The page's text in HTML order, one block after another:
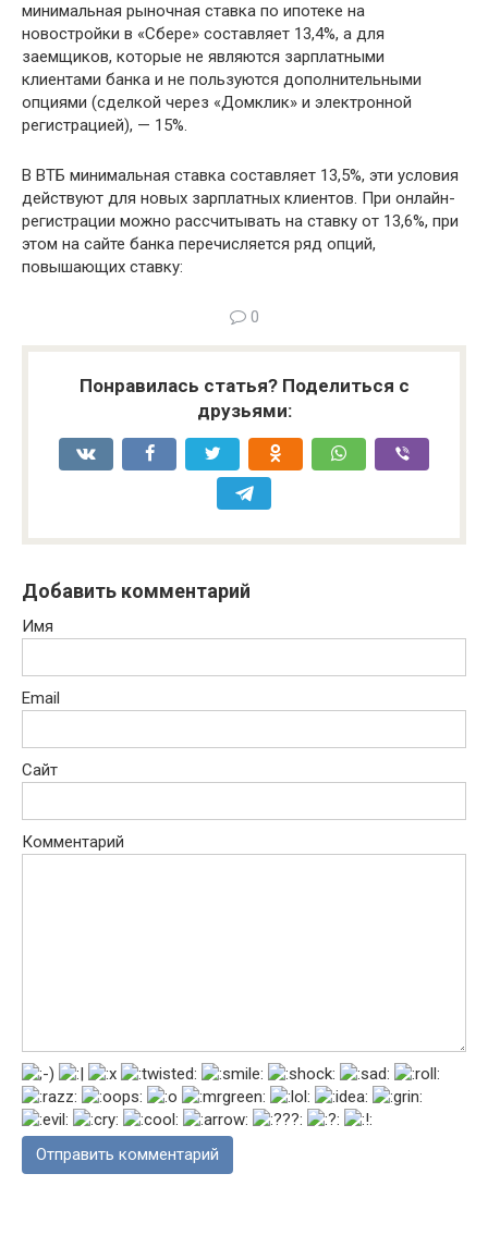
минимальная рыночная ставка по ипотеке на
новостройки в «Сбере» составляет 13,4%, а для
заемщиков, которые не являются зарплатными
клиентами банка и не пользуются дополнительными
опциями (сделкой через «Домклик» и электронной
регистрацией), — 15%.
В ВТБ минимальная ставка составляет 13,5%, эти условия
действуют для новых зарплатных клиентов. При онлайн-
регистрации можно рассчитывать на ставку от 13,6%, при
этом на сайте банка перечисляется ряд опций,
повышающих ставку:
0
Понравилась статья? Поделиться с
друзьями:
Добавить комментарий
Имя
Email
Сайт
Комментарий